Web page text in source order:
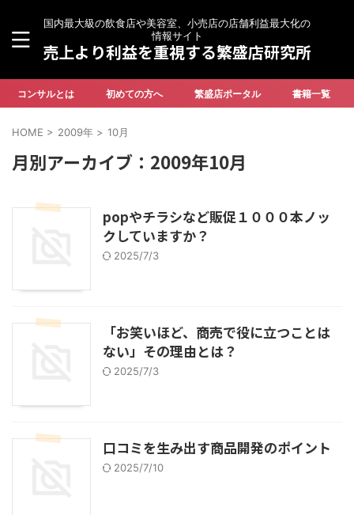
国内最大級の飲食店や美容室、小売店の店舗利益最大化の
情報サイト
売上より利益を重視する繁盛店研究所
コンサルとは 初めての方へ 繁盛店ポータル 書籍一覧
HOME > 2009年 > 10月
月別アーカイブ：2009年10月
popやチラシなど販促１０００本ノッ
クしていますか？
2025/7/3
「お笑いほど、商売で役に立つことは
ない」その理由とは？
2025/7/3
口コミを生み出す商品開発のポイント
2025/7/10